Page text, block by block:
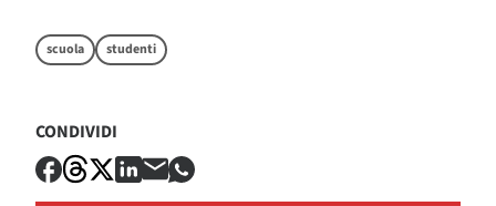
scuola studenti
CONDIVIDI